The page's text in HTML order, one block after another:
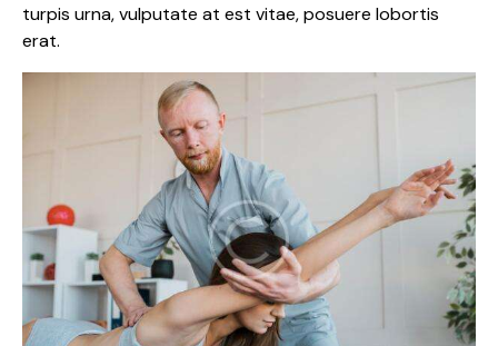
turpis urna, vulputate at est vitae, posuere lobortis
erat.